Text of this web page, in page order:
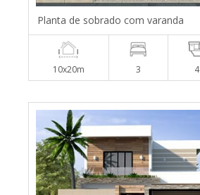
Planta de sobrado com varanda
10x20m 3 4